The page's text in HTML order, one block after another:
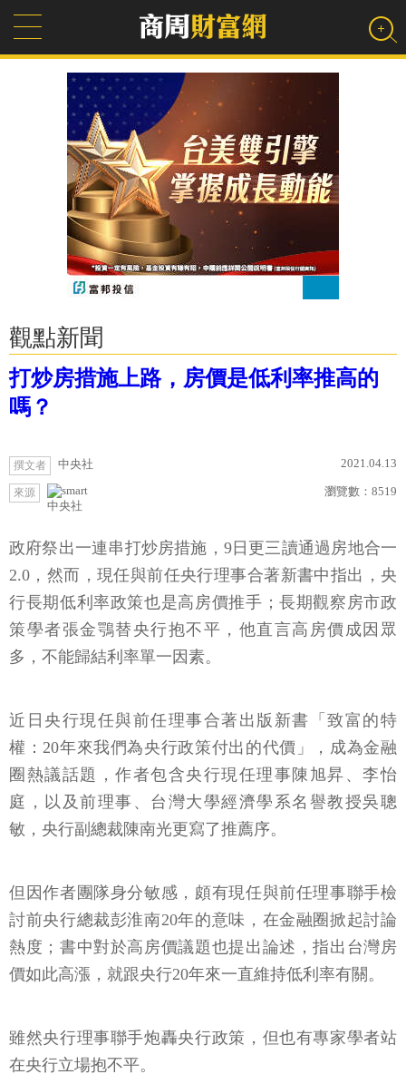
觀點新聞
打炒房措施上路，房價是低利率推高的
嗎？
撰文者 中央社 2021.04.13
來源
中央社
瀏覽數： 8519
政府祭出一連串打炒房措施，9日更三讀通過房地合一
2.0，然而，現任與前任央行理事合著新書中指出，央
行長期低利率政策也是高房價推手；長期觀察房市政
策學者張金鶚替央行抱不平，他直言高房價成因眾
多，不能歸結利率單一因素。
近日央行現任與前任理事合著出版新書「致富的特
權：20年來我們為央行政策付出的代價」，成為金融
圈熱議話題，作者包含央行現任理事陳旭昇、李怡
庭，以及前理事、台灣大學經濟學系名譽教授吳聰
敏，央行副總裁陳南光更寫了推薦序。
但因作者團隊身分敏感，頗有現任與前任理事聯手檢
討前央行總裁彭淮南20年的意味，在金融圈掀起討論
熱度；書中對於高房價議題也提出論述，指出台灣房
價如此高漲，就跟央行20年來一直維持低利率有關。
雖然央行理事聯手炮轟央行政策，但也有專家學者站
在央行立場抱不平。